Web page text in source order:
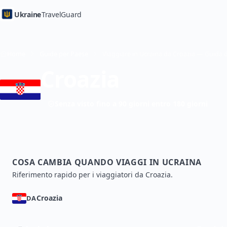
UkraineTravelGuard
COSA CAMBIA QUANDO VIAGGI IN UCRAINA
Riferimento rapido per i viaggiatori da Croazia.
DACroazia